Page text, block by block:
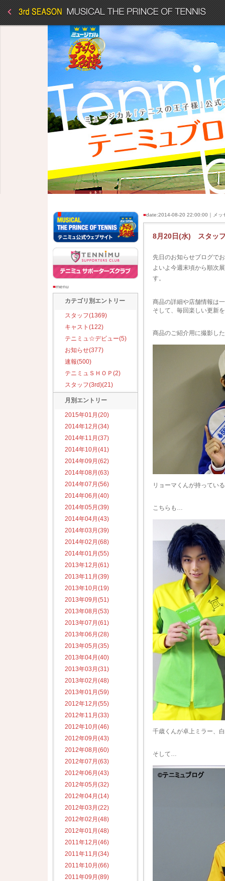
■menu
カテゴリ別エントリー
スタッフ(1369)
キャスト(122)
テニミュ☆デビュー(5)
お知らせ(377)
速報(500)
テニミュＳＨＯＰ(2)
スタッフ(3rd)(21)
月別エントリー
2015年01月(20)
2014年12月(34)
2014年11月(37)
2014年10月(41)
2014年09月(62)
2014年08月(63)
2014年07月(56)
2014年06月(40)
2014年05月(39)
2014年04月(43)
2014年03月(39)
2014年02月(68)
2014年01月(55)
2013年12月(61)
2013年11月(39)
2013年10月(19)
2013年09月(51)
2013年08月(53)
2013年07月(61)
2013年06月(28)
2013年05月(35)
2013年04月(40)
2013年03月(31)
2013年02月(48)
2013年01月(59)
2012年12月(55)
2012年11月(33)
2012年10月(46)
2012年09月(43)
2012年08月(60)
2012年07月(63)
2012年06月(43)
2012年05月(32)
2012年04月(14)
2012年03月(22)
2012年02月(48)
2012年01月(48)
2011年12月(46)
2011年11月(34)
2011年10月(66)
2011年09月(89)
■date:2014-08-20 22:00:00｜メッ
8月20日(水) スタッ
先日のお知らせブログで
よいよ今週末頃から順次
す。
商品の詳細や店舗情報は
そして、毎回楽しい更新
商品のご紹介用に撮影し
リョーマくんが持ってい
こちらも…
千歳くんが卓上ミラー、
そして…